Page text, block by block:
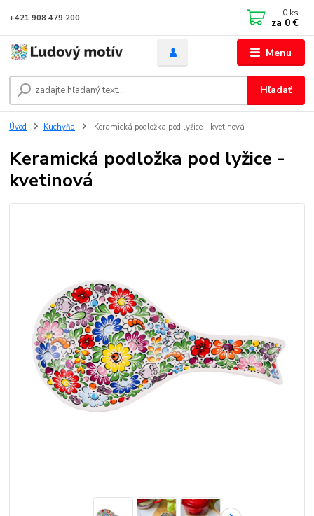
Menu
Hľadať
+421 908 479 200 0 ks
za 0 €
Úvod Kuchyňa Keramická podložka pod lyžice - kvetinová
Keramická podložka pod lyžice -
kvetinová